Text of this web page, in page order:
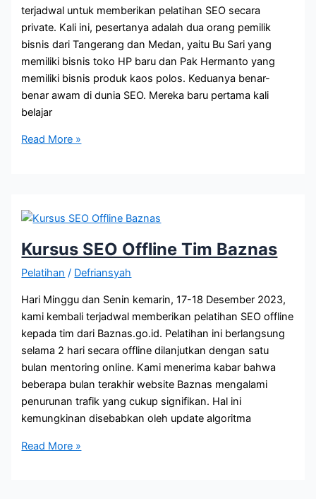
terjadwal untuk memberikan pelatihan SEO secara
private. Kali ini, pesertanya adalah dua orang pemilik
bisnis dari Tangerang dan Medan, yaitu Bu Sari yang
memiliki bisnis toko HP baru dan Pak Hermanto yang
memiliki bisnis produk kaos polos. Keduanya benar-
benar awam di dunia SEO. Mereka baru pertama kali
belajar
Private
Bisnis
di
Tangerang
dan
Read More »
Kursus SEO Offline Tim Baznas
Pelatihan / Defriansyah
Hari Minggu dan Senin kemarin, 17-18 Desember 2023,
kami kembali terjadwal memberikan pelatihan SEO offline
kepada tim dari Baznas.go.id. Pelatihan ini berlangsung
selama 2 hari secara offline dilanjutkan dengan satu
bulan mentoring online. Kami menerima kabar bahwa
beberapa bulan terakhir website Baznas mengalami
penurunan trafik yang cukup signifikan. Hal ini
kemungkinan disebabkan oleh update algoritma
Kursus
Read More »